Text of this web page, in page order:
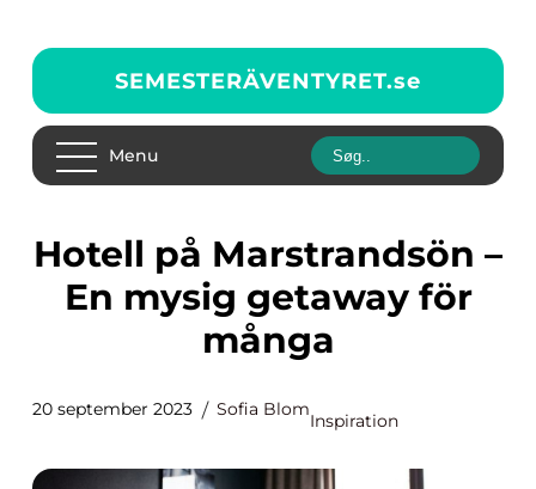
SEMESTERÄVENTYRET.se
Menu
Hotell på Marstrandsön –
En mysig getaway för
många
20 september 2023 Sofia Blom
Inspiration